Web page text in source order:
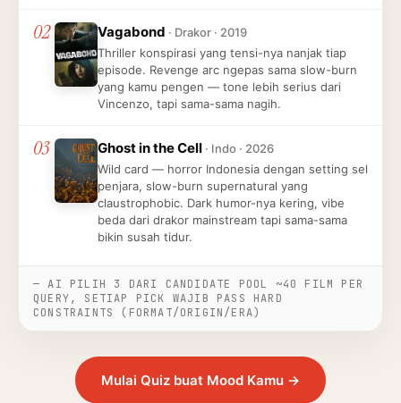
02 Vagabond · Drakor · 2019
Thriller konspirasi yang tensi-nya nanjak tiap
episode. Revenge arc ngepas sama slow-burn
yang kamu pengen — tone lebih serius dari
Vincenzo, tapi sama-sama nagih.
03 Ghost in the Cell · Indo · 2026
Wild card — horror Indonesia dengan setting sel
penjara, slow-burn supernatural yang
claustrophobic. Dark humor-nya kering, vibe
beda dari drakor mainstream tapi sama-sama
bikin susah tidur.
— AI PILIH 3 DARI CANDIDATE POOL ~40 FILM PER
QUERY, SETIAP PICK WAJIB PASS HARD
CONSTRAINTS (FORMAT/ORIGIN/ERA)
Mulai Quiz buat Mood Kamu →